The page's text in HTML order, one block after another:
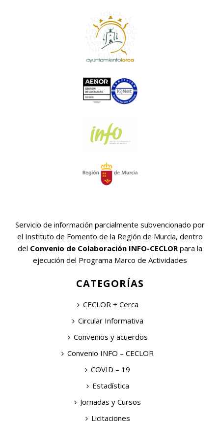
Servicio de información parcialmente subvencionado por
el Instituto de Fomento de la Región de Murcia, dentro
del Convenio de Colaboración INFO-CECLOR para la
ejecución del Programa Marco de Actividades
CATEGORÍAS
CECLOR + Cerca
Circular Informativa
Convenios y acuerdos
Convenio INFO – CECLOR
COVID – 19
Estadística
Jornadas y Cursos
Licitaciones